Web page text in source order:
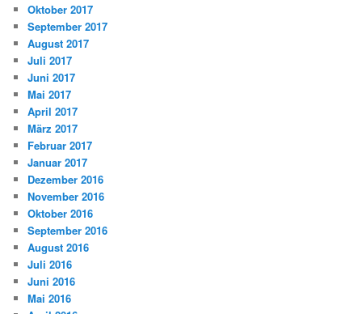
Oktober 2017
September 2017
August 2017
Juli 2017
Juni 2017
Mai 2017
April 2017
März 2017
Februar 2017
Januar 2017
Dezember 2016
November 2016
Oktober 2016
September 2016
August 2016
Juli 2016
Juni 2016
Mai 2016